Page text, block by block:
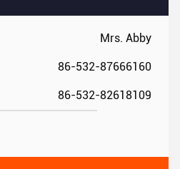
Mrs. Abby
86-532-87666160
86-532-82618109